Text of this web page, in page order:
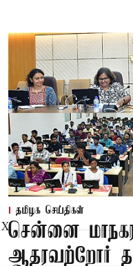
தமிழக செய்திகள்
சென்னை
ஆதரவற்றோர்
X